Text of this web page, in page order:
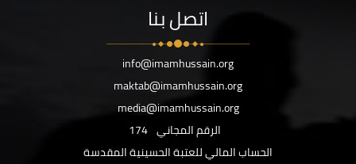
اتصل بنا
info@imamhussain.org
maktab@imamhussain.org
media@imamhussain.org
الرقم المجاني 174
الحساب المالي للعتبة الحسينية المقدسة